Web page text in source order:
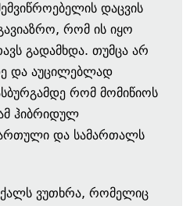
დაცვის
რომ ის იყო
გადამხდა. თუმცა არ
და აუცილებლად
რომ მომიწიოს
ჰიბრიდულ
და სამართალს
ქალს ვუთხრა, რომელიც